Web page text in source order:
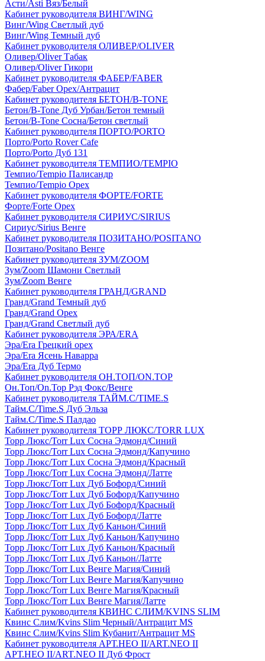
Асти/Asti Вяз/Белый
Кабинет руководителя ВИНГ/WING
Винг/Wing Светлый дуб
Винг/Wing Темный дуб
Кабинет руководителя ОЛИВЕР/OLIVER
Оливер/Oliver Табак
Оливер/Oliver Гикори
Кабинет руководителя ФАБЕР/FABER
Фабер/Faber Орех/Антрацит
Кабинет руководителя БЕТОН/B-TONE
Бетон/B-Tone Дуб Урбан/Бетон темный
Бетон/B-Tone Сосна/Бетон светлый
Кабинет руководителя ПОРТО/PORTO
Порто/Porto Rover Cafe
Порто/Porto Дуб 131
Кабинет руководителя ТЕМПИО/TEMPIO
Темпио/Tempio Палисандр
Темпио/Tempio Орех
Кабинет руководителя ФОРТЕ/FORTE
Форте/Forte Орех
Кабинет руководителя СИРИУС/SIRIUS
Сириус/Sirius Венге
Кабинет руководителя ПОЗИТАНО/POSITANO
Позитано/Positano Венге
Кабинет руководителя ЗУМ/ZOOM
Зум/Zoom Шамони Светлый
Зум/Zoom Венге
Кабинет руководителя ГРАНД/GRAND
Гранд/Grand Темный дуб
Гранд/Grand Орех
Гранд/Grand Светлый дуб
Кабинет руководителя ЭРА/ERA
Эра/Era Грецкий орех
Эра/Era Ясень Наварра
Эра/Era Дуб Термо
Кабинет руководителя ОН.ТОП/ON.TOP
Он.Топ/On.Top Рэд Фокс/Венге
Кабинет руководителя ТАЙМ.С/TIME.S
Тайм.С/Time.S Дуб Эльза
Тайм.С/Time.S Палдао
Кабинет руководителя ТОРР ЛЮКС/TORR LUX
Торр Люкс/Torr Lux Сосна Эдмонд/Синий
Торр Люкс/Torr Lux Сосна Эдмонд/Капучино
Торр Люкс/Torr Lux Сосна Эдмонд/Красный
Торр Люкс/Torr Lux Сосна Эдмонд/Латте
Торр Люкс/Torr Lux Дуб Бофорд/Синий
Торр Люкс/Torr Lux Дуб Бофорд/Капучино
Торр Люкс/Torr Lux Дуб Бофорд/Красный
Торр Люкс/Torr Lux Дуб Бофорд/Латте
Торр Люкс/Torr Lux Дуб Каньон/Синий
Торр Люкс/Torr Lux Дуб Каньон/Капучино
Торр Люкс/Torr Lux Дуб Каньон/Красный
Торр Люкс/Torr Lux Дуб Каньон/Латте
Торр Люкс/Torr Lux Венге Магия/Синий
Торр Люкс/Torr Lux Венге Магия/Капучино
Торр Люкс/Torr Lux Венге Магия/Красный
Торр Люкс/Torr Lux Венге Магия/Латте
Кабинет руководителя КВИНС СЛИМ/KVINS SLIM
Квинс Слим/Kvins Slim Черный/Антрацит MS
Квинс Слим/Kvins Slim Кубанит/Антрацит MS
Кабинет руководителя АРТ.НЕО II/ART.NEO II
АРТ.НЕО II/ART.NEO II Дуб Фрост